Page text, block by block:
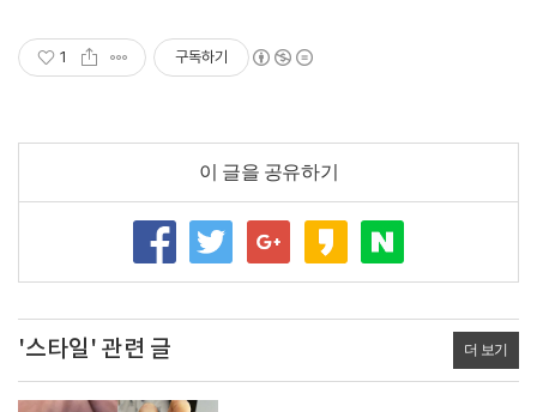
1 구독하기
이 글을 공유하기
'스타일' 관련 글 더 보기